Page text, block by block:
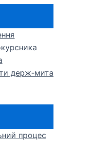
держ-мита
процес